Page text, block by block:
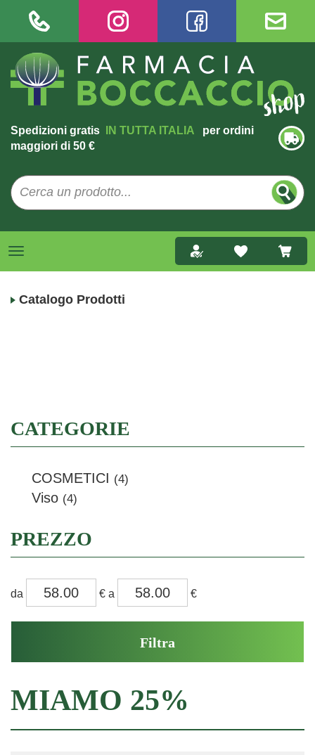
Spedizioni gratis IN TUTTA ITALIA
per ordini
maggiori di 50 €
Catalogo Prodotti
CATEGORIE
COSMETICI (4)
Viso (4)
PREZZO
da
da €
a
a €
MIAMO 25%